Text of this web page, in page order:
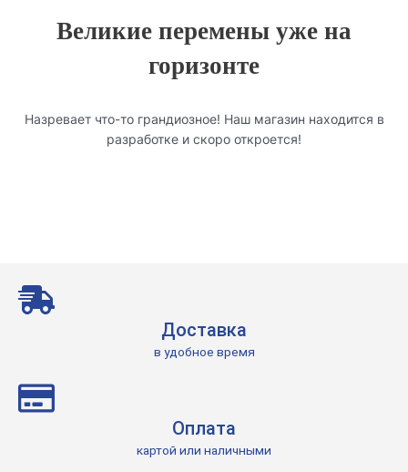
Великие перемены уже на
горизонте
Назревает что-то грандиозное! Наш магазин находится в
разработке и скоро откроется!
Доставка
в удобное время
Оплата
картой или наличными